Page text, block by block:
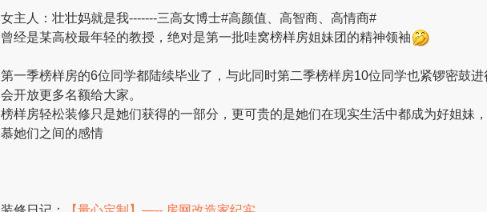
女主人：壮壮妈就是我-------三高女博士#高颜值、高智商、高情商#
曾经是某高校最年轻的教授，绝对是第一批哇窝榜样房姐妹团的精神领袖
第一季榜样房的6位同学都陆续毕业了，与此同时第二季榜样房10位同学也紧锣密鼓
会开放更多名额给大家。
榜样房轻松装修只是她们获得的一部分，更可贵的是她们在现实生活中都成为好姐妹
慕她们之间的感情